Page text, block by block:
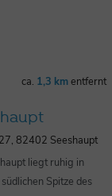
ca. 1,3 kmentfernt
82402 Seeshaupt
liegt ruhig in
Spitze des